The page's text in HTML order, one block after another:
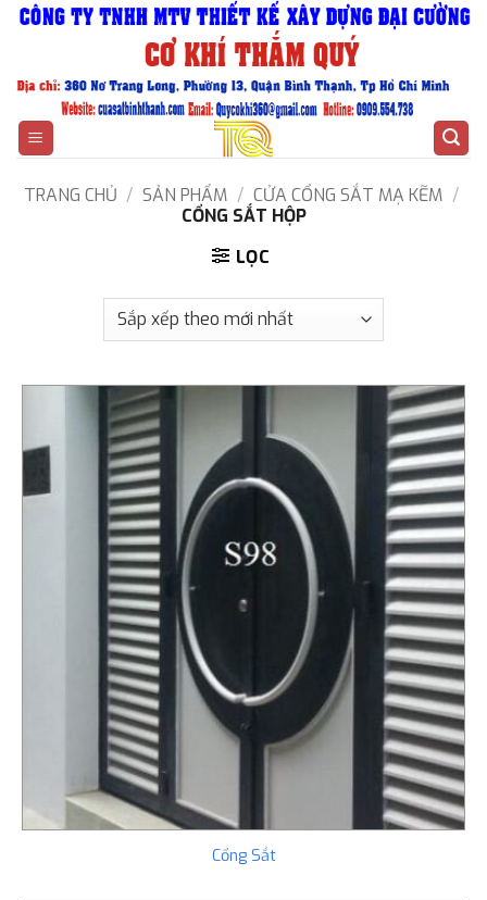
dung
TRANG CHỦ / SẢN PHẨM / CỬA CỔNG SẮT MẠ KẼM /
CỔNG SẮT HỘP
LỌC
Cổng Sắt